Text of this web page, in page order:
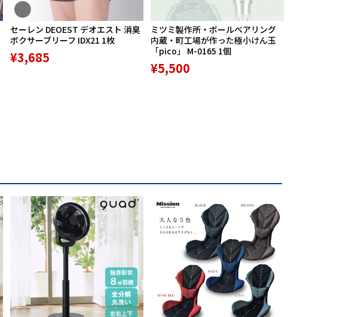
セーレン DEOEST デオエスト 消臭
ボクサーブリーフ IDX21 1枚
¥3,685
ミツミ製作所・ボールベアリング
内蔵・町工場が作った極小けん玉
「pico」 M-0165 1個
¥5,500